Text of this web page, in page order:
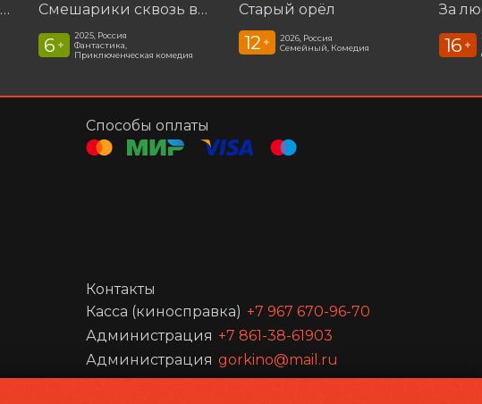
Последний богатырь. Колобок Смешарики сквозь вселенные
6 +
2025, Россия
Фантастика,
Приключенческая комедия
Старый орёл
12 +
2026, Россия
Семейный, Комедия
За
16 +
Способы оплаты
Контакты
Касса (киносправка) +7 967 670-96-70
Администрация +7 861-38-61903
Администрация gorkino@mail.ru